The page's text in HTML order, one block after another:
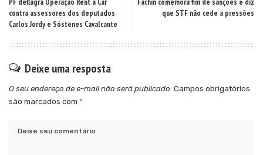
contra assessores dos deputados
Carlos Jordy e Sóstenes Cavalcante
que STF não cede a pressões
Deixe uma resposta
O seu endereço de e-mail não será publicado. Campos obrigatórios
são marcados com *